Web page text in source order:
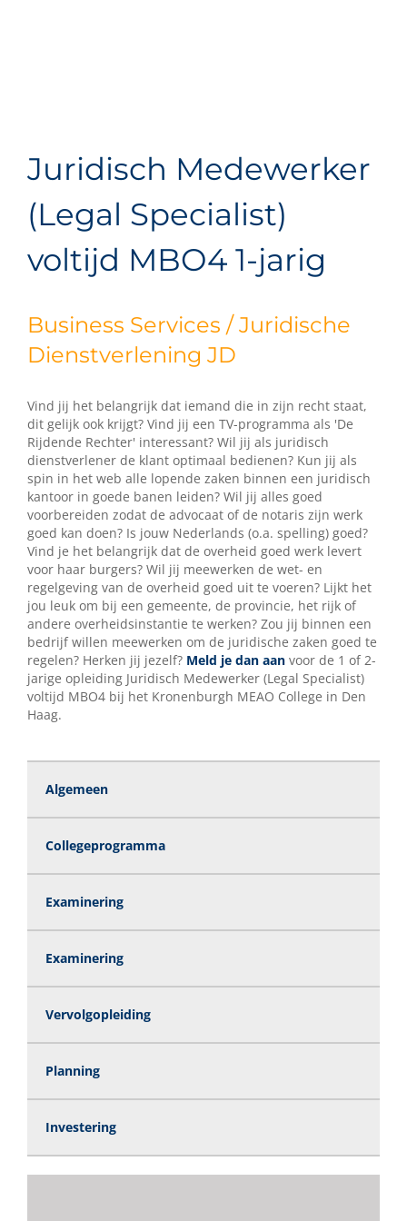
Juridisch Medewerker
(Legal Specialist)
voltijd MBO4 1-jarig
Business Services / Juridische
Dienstverlening JD
Vind jij het belangrijk dat iemand die in zijn recht staat,
dit gelijk ook krijgt? Vind jij een TV-programma als 'De
Rijdende Rechter' interessant? Wil jij als juridisch
dienstverlener de klant optimaal bedienen? Kun jij als
spin in het web alle lopende zaken binnen een juridisch
kantoor in goede banen leiden? Wil jij alles goed
voorbereiden zodat de advocaat of de notaris zijn werk
goed kan doen? Is jouw Nederlands (o.a. spelling) goed?
Vind je het belangrijk dat de overheid goed werk levert
voor haar burgers? Wil jij meewerken de wet- en
regelgeving van de overheid goed uit te voeren? Lijkt het
jou leuk om bij een gemeente, de provincie, het rijk of
andere overheidsinstantie te werken? Zou jij binnen een
bedrijf willen meewerken om de juridische zaken goed te
regelen? Herken jij jezelf? Meld je dan aan voor de 1 of 2-
jarige opleiding Juridisch Medewerker (Legal Specialist)
voltijd MBO4 bij het Kronenburgh MEAO College in Den
Haag.
Algemeen
Collegeprogramma
Examinering
Examinering
Vervolgopleiding
Planning
Investering